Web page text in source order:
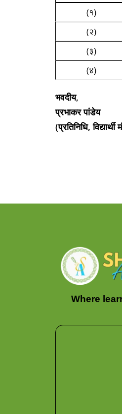
(१)
(२)
(३)
(४)
भवदीय,
प्रभाकर पांडेय
(प्रतिनिधि,
Where